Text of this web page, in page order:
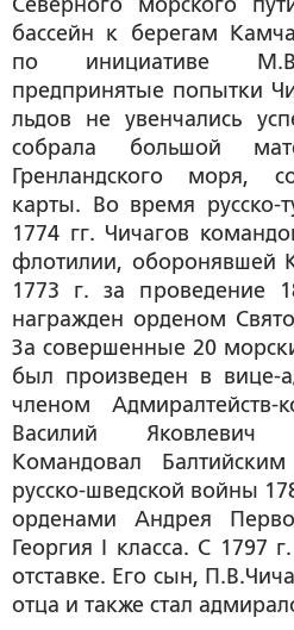
Северного морского
бассейн к берегам
по инициативе
предпринятые попытки
льдов не увенчались
собрала большой
Гренландского моря,
карты. Во время русско-
1774 гг. Чичагов
флотилии, оборонявшей
1773 г. за проведение
награжден орденом
За совершенные 20
был произведен в вице-
членом
Василий Яковлевич
Командовал
русско-шведской войны
орденами Андрея
Георгия I класса. С 1797
отставке. Его сын,
отца и также стал